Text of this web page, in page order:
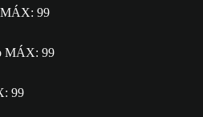
MÁX: 99
MÁX: 99
99